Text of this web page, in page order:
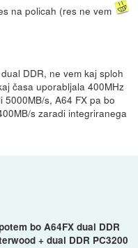
na policah (res ne vem
DDR, ne vem kaj sploh
časa uporabljala 400MHz
5000MB/s, A64 FX pa bo
s zaradi integriranega
bo A64FX dual DDR
+ dual DDR PC3200